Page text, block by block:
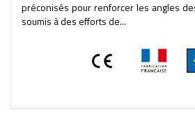
préconisés pour renforcer les angles
soumis à des efforts de...